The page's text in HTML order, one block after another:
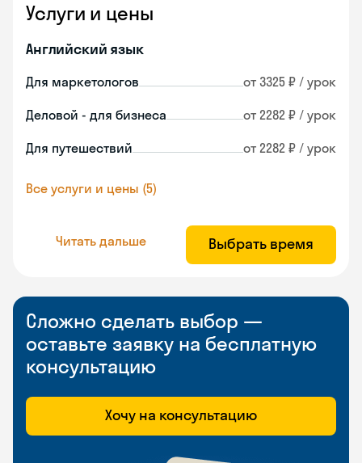
Услуги и цены
Английский язык
Для маркетологов от 3325 ₽ / урок
Деловой - для бизнеса от 2282 ₽ / урок
Для путешествий от 2282 ₽ / урок
Все услуги и цены (5)
Читать дальше Выбрать время
Сложно сделать выбор —
оставьте заявку на бесплатную
консультацию
Хочу на консультацию